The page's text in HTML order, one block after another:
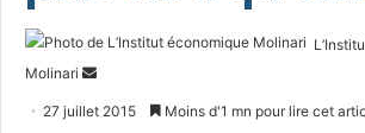
Molinari
Envoyer
27 juillet 2015 Moins d'1 mn pour lire cet